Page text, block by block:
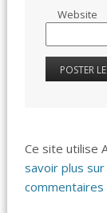
Website
Ce site utilise
savoir plus